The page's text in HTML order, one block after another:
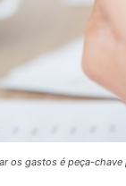
os gastos é peça-